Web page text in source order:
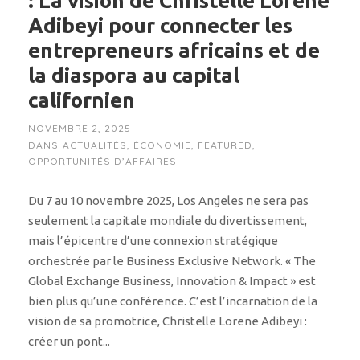
Adibeyi pour connecter les
entrepreneurs africains et de
la diaspora au capital
californien
NOVEMBRE 2, 2025
DANS ACTUALITÉS ÉCONOMIE FEATURED
OPPORTUNITÉS D’AFFAIRES
Du 7 au 10 novembre 2025, Los Angeles ne sera pas
seulement la capitale mondiale du divertissement,
mais l’épicentre d’une connexion stratégique
orchestrée par le Business Exclusive Network. « The
Global Exchange Business, Innovation & Impact » est
bien plus qu’une conférence. C’est l’incarnation de la
vision de sa promotrice, Christelle Lorene Adibeyi :
créer un pont...